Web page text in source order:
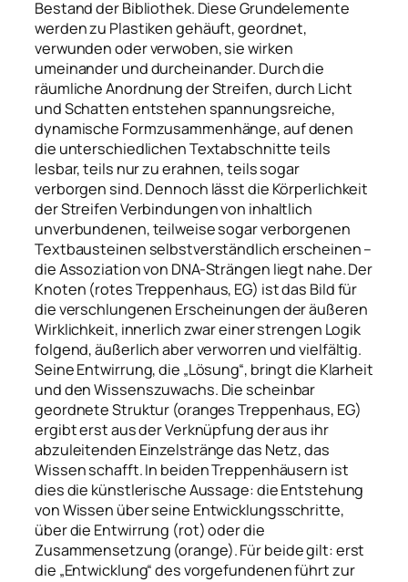
Bestand der Bibliothek. Diese Grundelemente
werden zu Plastiken gehäuft, geordnet,
verwunden oder verwoben, sie wirken
umeinander und durcheinander. Durch die
räumliche Anordnung der Streifen, durch Licht
und Schatten entstehen spannungsreiche,
dynamische Formzusammenhänge, auf denen
die unterschiedlichen Textabschnitte teils
lesbar, teils nur zu erahnen, teils sogar
verborgen sind. Dennoch lässt die Körperlichkeit
der Streifen Verbindungen von inhaltlich
unverbundenen, teilweise sogar verborgenen
Textbausteinen selbstverständlich erscheinen –
die Assoziation von DNA-Strängen liegt nahe. Der
Knoten (rotes Treppenhaus, EG) ist das Bild für
die verschlungenen Erscheinungen der äußeren
Wirklichkeit, innerlich zwar einer strengen Logik
folgend, äußerlich aber verworren und vielfältig.
Seine Entwirrung, die „Lösung“, bringt die Klarheit
und den Wissenszuwachs. Die scheinbar
geordnete Struktur (oranges Treppenhaus, EG)
ergibt erst aus der Verknüpfung der aus ihr
abzuleitenden Einzelstränge das Netz, das
Wissen schafft. In beiden Treppenhäusern ist
dies die künstlerische Aussage: die Entstehung
von Wissen über seine Entwicklungsschritte,
über die Entwirrung (rot) oder die
Zusammensetzung (orange). Für beide gilt: erst
die „Entwicklung“ des vorgefundenen führt zur